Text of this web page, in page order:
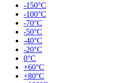
-150°C
-100°C
-70°C
-50°C
-40°C
-20°C
0°C
+60°C
+80°C